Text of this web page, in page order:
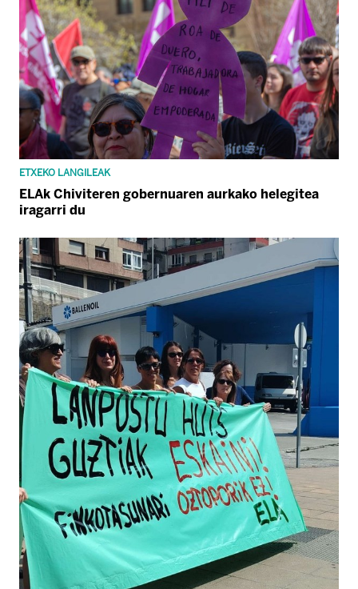
ETXEKO LANGILEAK
ELAk Chiviteren gobernuaren aurkako helegitea
iragarri du